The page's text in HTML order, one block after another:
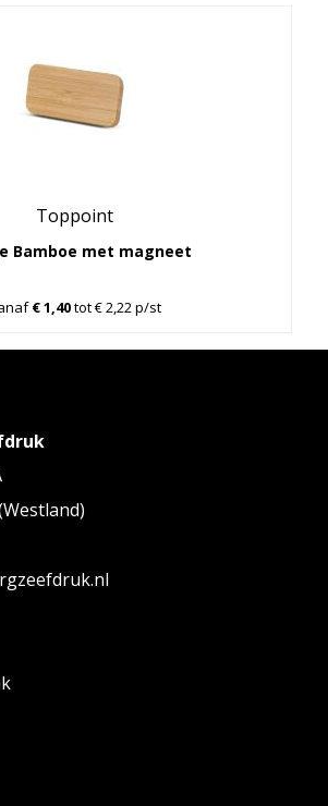
Toppoint
Bamboe met magneet
€ 1,40tot € 2,22 p/st